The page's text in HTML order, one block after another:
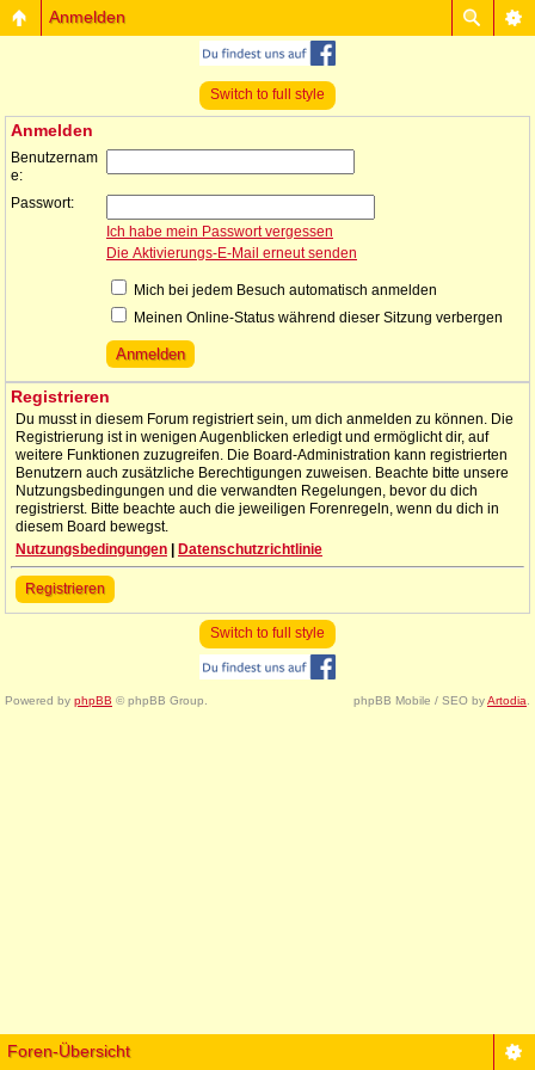
Anmelden
Switch to full style
Anmelden
Benutzernam
e:
Passwort:
Ich habe mein Passwort vergessen
Die Aktivierungs-E-Mail erneut senden
Mich bei jedem Besuch automatisch anmelden
Meinen Online-Status während dieser Sitzung verbergen
Registrieren
Du musst in diesem Forum registriert sein, um dich anmelden zu können. Die
Registrierung ist in wenigen Augenblicken erledigt und ermöglicht dir, auf
weitere Funktionen zuzugreifen. Die Board-Administration kann registrierten
Benutzern auch zusätzliche Berechtigungen zuweisen. Beachte bitte unsere
Nutzungsbedingungen und die verwandten Regelungen, bevor du dich
registrierst. Bitte beachte auch die jeweiligen Forenregeln, wenn du dich in
diesem Board bewegst.
Nutzungsbedingungen
Datenschutzrichtlinie
Registrieren
Switch to full style
Powered by phpBB © phpBB Group. phpBB Mobile / SEO byArtodia
Foren-Übersicht